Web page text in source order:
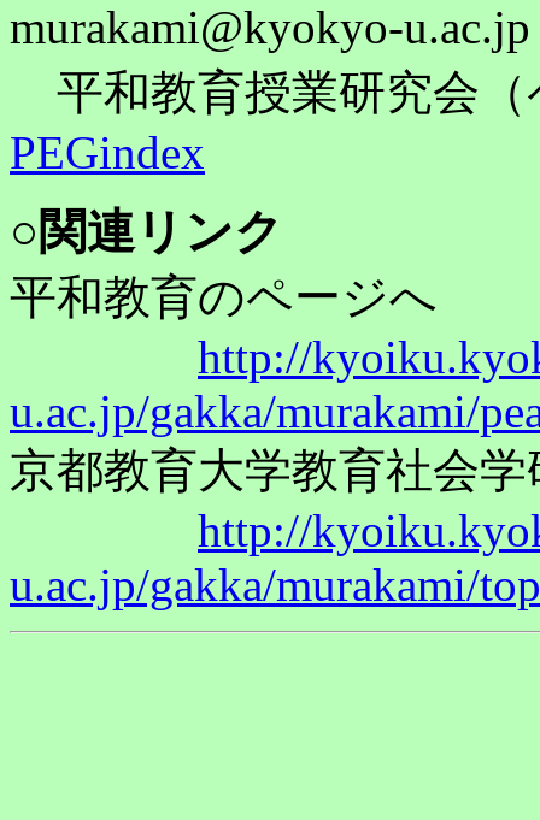
murakami@kyokyo-
平和教育授業研究会
PEGindex
○関連リンク
平和教育のページへ
http://
u.ac.jp/gakka/murakami/
京都教育大学教育社会学
http://
u.ac.jp/gakka/murakami/